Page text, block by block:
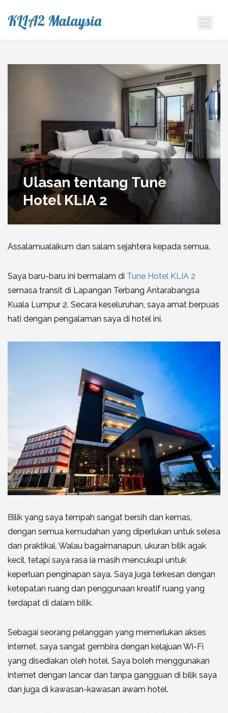
KLIA2 Malaysia
Ulasan tentang Tune
Hotel KLIA 2
Assalamualaikum dan salam sejahtera kepada semua.
Saya baru-baru ini bermalam di Tune Hotel KLIA 2
semasa transit di Lapangan Terbang Antarabangsa
Kuala Lumpur 2. Secara keseluruhan, saya amat berpuas
hati dengan pengalaman saya di hotel ini.
Bilik yang saya tempah sangat bersih dan kemas,
dengan semua kemudahan yang diperlukan untuk selesa
dan praktikal. Walau bagaimanapun, ukuran bilik agak
kecil, tetapi saya rasa ia masih mencukupi untuk
keperluan penginapan saya. Saya juga terkesan dengan
ketepatan ruang dan penggunaan kreatif ruang yang
terdapat di dalam bilik.
Sebagai seorang pelanggan yang memerlukan akses
internet, saya sangat gembira dengan kelajuan Wi-Fi
yang disediakan oleh hotel. Saya boleh menggunakan
internet dengan lancar dan tanpa gangguan di bilik saya
dan juga di kawasan-kawasan awam hotel.